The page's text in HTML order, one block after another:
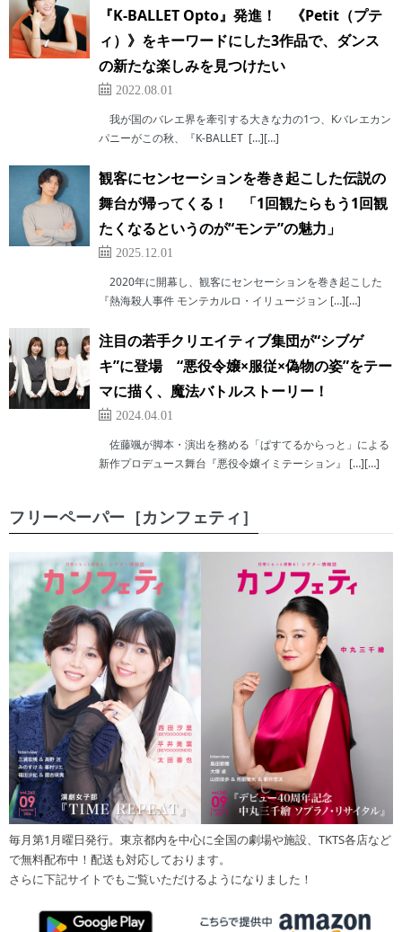
『K-BALLET Opto』発進！ 《Petit（プテ
ィ）》をキーワードにした3作品で、ダンス
の新たな楽しみを見つけたい
2022.08.01
我が国のバレエ界を牽引する大きな力の1つ、Kバレエカン
パニーがこの秋、『K-BALLET […][…]
観客にセンセーションを巻き起こした伝説の
舞台が帰ってくる！ 「1回観たらもう1回観
たくなるというのが“モンテ”の魅力」
2025.12.01
2020年に開幕し、観客にセンセーションを巻き起こした
『熱海殺人事件 モンテカルロ・イリュージョン […][…]
注目の若手クリエイティブ集団が“シブゲ
キ”に登場 “悪役令嬢×服従×偽物の姿”をテー
マに描く、魔法バトルストーリー！
2024.04.01
佐藤颯が脚本・演出を務める「ぱすてるからっと」による
新作プロデュース舞台『悪役令嬢イミテーション』 […][…]
フリーペーパー［カンフェティ］
毎月第1月曜日発行。東京都内を中心に全国の劇場や施設、TKTS各店など
で無料配布中！配送も対応しております。
さらに下記サイトでもご覧いただけるようになりました！